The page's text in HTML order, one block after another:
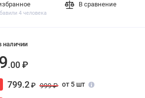
наличии
.00 ₽
799.2₽ 999 ₽ от 5 шт
4 человека
В сравнение